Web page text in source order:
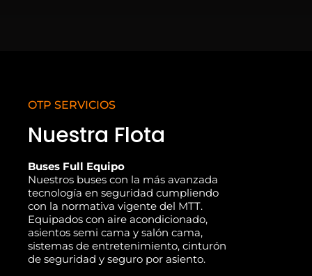
OTP SERVICIOS
Nuestra Flota
Buses Full Equipo
Nuestros buses con la más avanzada
tecnología en seguridad cumpliendo
con la normativa vigente del MTT.
Equipados con aire acondicionado,
asientos semi cama y salón cama,
sistemas de entretenimiento, cinturón
de seguridad y seguro por asiento.